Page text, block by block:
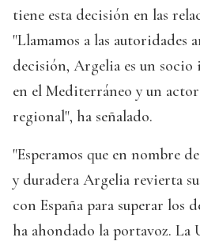
tiene esta decisión en las
"Llamamos a las autoridades
decisión, Argelia es un
en el Mediterráneo y un
regional", ha señalado.
"Esperamos que en nombre
y duradera Argelia revierta
con España para superar los
ha ahondado la portavoz. La